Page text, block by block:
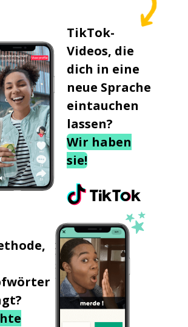
TikTok-
Videos, die
dich in eine
neue Sprache
eintauchen
lassen?
Wir haben
sie!